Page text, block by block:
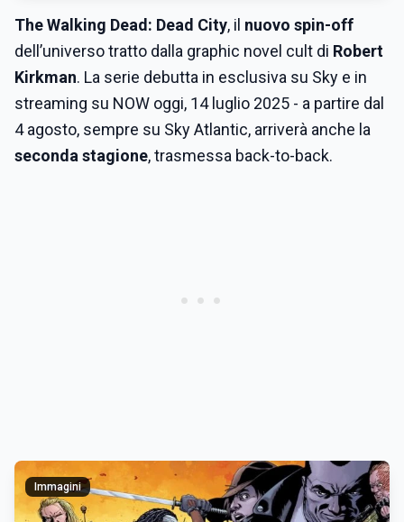
The Walking Dead: Dead City, il nuovo spin-off
dell’universo tratto dalla graphic novel cult di Robert
Kirkman. La serie debutta in esclusiva su Sky e in
streaming su NOW oggi, 14 luglio 2025 - a partire dal
4 agosto, sempre su Sky Atlantic, arriverà anche la
seconda stagione, trasmessa back-to-back.
Immagini